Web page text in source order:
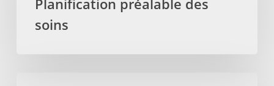
préalable
Planification préalable des
soins